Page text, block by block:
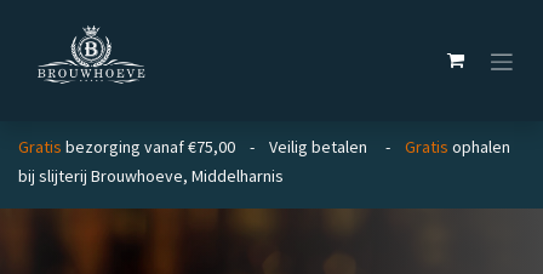
Gratis bezorging vanaf €75,00 - Veilig betalen - Gratis ophalen
bij slijterij Brouwhoeve, Middelharnis